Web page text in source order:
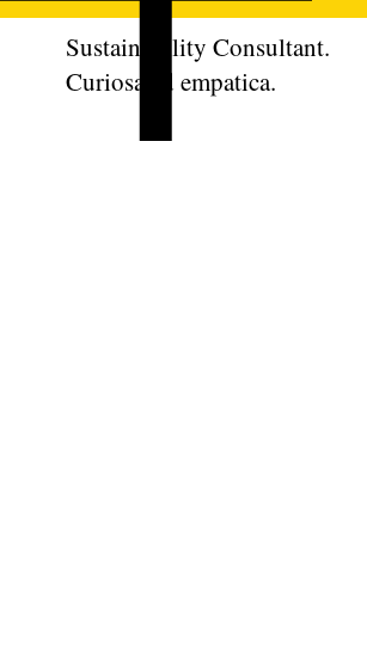
Sustainability Consultant.
Curiosa ed empatica.